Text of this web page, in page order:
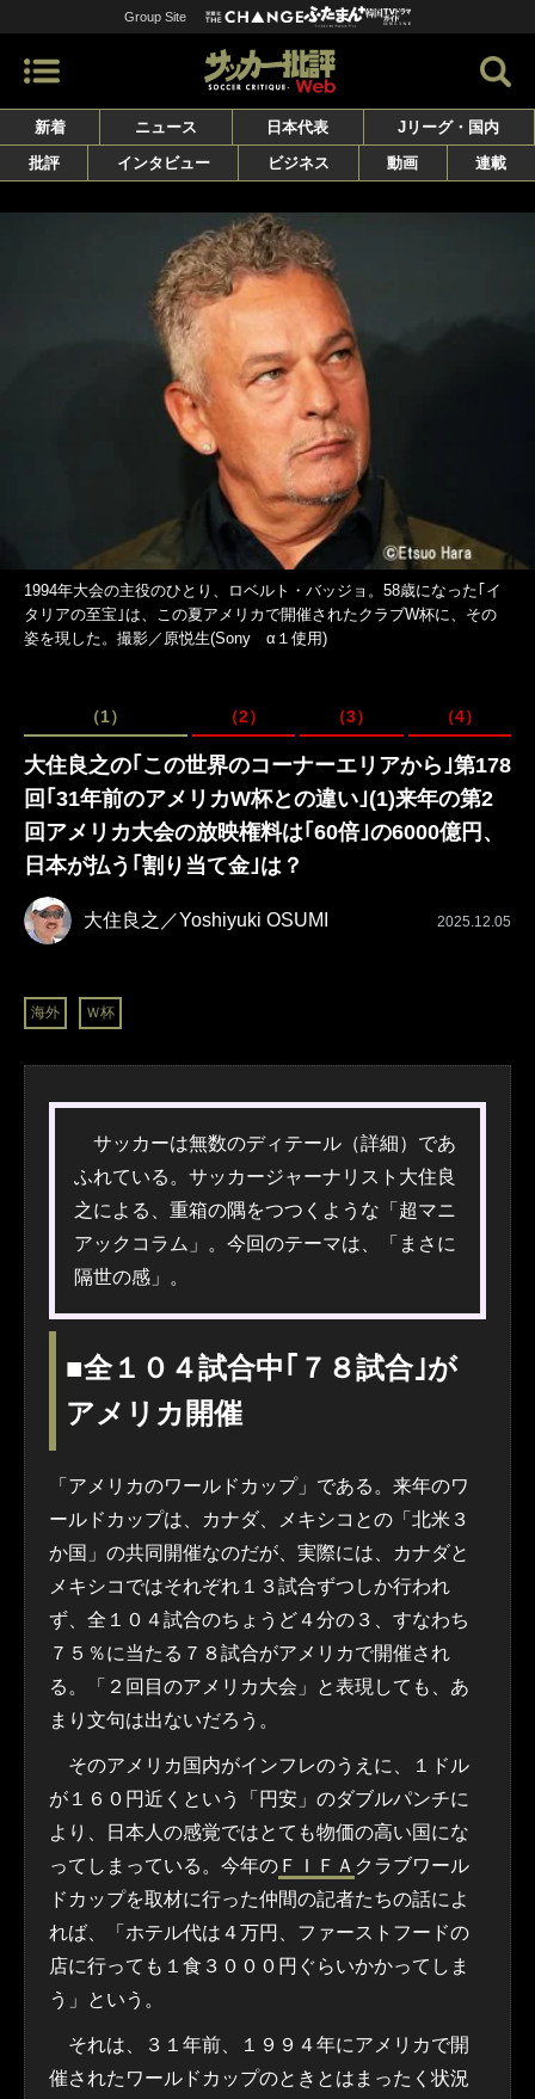
Group Site
新着 ニュース 日本代表
Jリーグ・国内
批評
インタビュー ビジネス 動画 連載
1994年大会の主役のひとり、ロベルト・バッジョ。58歳になった｢イ
タリアの至宝｣は、この夏アメリカで開催されたクラブW杯に、その
姿を現した。撮影／原悦生(Sony α１使用)
（1） （2） （3） （4）
大住良之の｢この世界のコーナーエリアから｣第178
回｢31年前のアメリカW杯との違い｣(1)来年の第2
回アメリカ大会の放映権料は｢60倍｣の6000億円、
日本が払う｢割り当て金｣は？
大住良之／Yoshiyuki OSUMI 2025.12.05
海外 Ｗ杯
サッカーは無数のディテール（詳細）であ
ふれている。サッカージャーナリスト大住良
之による、重箱の隅をつつくような「超マニ
アックコラム」。今回のテーマは、「まさに
隔世の感」。
■全１０４試合中｢７８試合｣が
アメリカ開催
「アメリカのワールドカップ」である。来年のワ
ールドカップは、カナダ、メキシコとの「北米３
か国」の共同開催なのだが、実際には、カナダと
メキシコではそれぞれ１３試合ずつしか行われ
ず、全１０４試合のちょうど４分の３、すなわち
７５％に当たる７８試合がアメリカで開催され
る。「２回目のアメリカ大会」と表現しても、あ
まり文句は出ないだろう。
そのアメリカ国内がインフレのうえに、１ドル
が１６０円近くという「円安」のダブルパンチに
より、日本人の感覚ではとても物価の高い国にな
ってしまっている。今年の ＦＩＦＡ クラブワール
ドカップを取材に行った仲間の記者たちの話によ
れば、「ホテル代は４万円、ファーストフードの
店に行っても１食３０００円ぐらいかかってしま
う」という。
それは、３１年前、１９９４年にアメリカで開
催されたワールドカップのときとはまったく状況